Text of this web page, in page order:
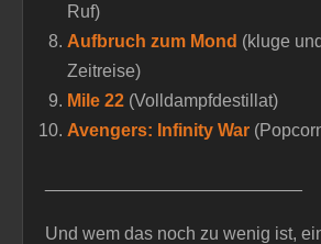
Ruf)
Aufbruch zum Mond (kluge
Zeitreise)
Mile 22 (Volldampfdestillat)
Avengers: Infinity War
Und wem das noch zu wenig ist,